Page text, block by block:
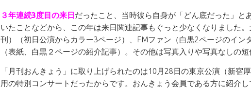
３年連続3度目の来日だったこと、当時彼ら自身が「どん底だった」と
いたことなどから、この年は来日関連記事もぐっと少なくなりました
刊）（初日公演からカラー3ページ）、FMファン（白黒2ページのイン
（表紙、白黒２ページの紹介記事）。その他は写真入りや写真なしの短
「月刊おんきょう」に取り上げられたのは10月28日の東京公演（新宿
用の特別コンサートだったからです。おんきょう会員である方に紹介